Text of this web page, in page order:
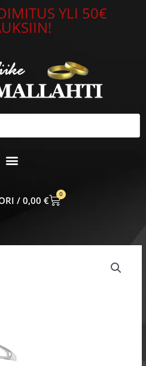
YLI 50€
0,00 €
0
CART